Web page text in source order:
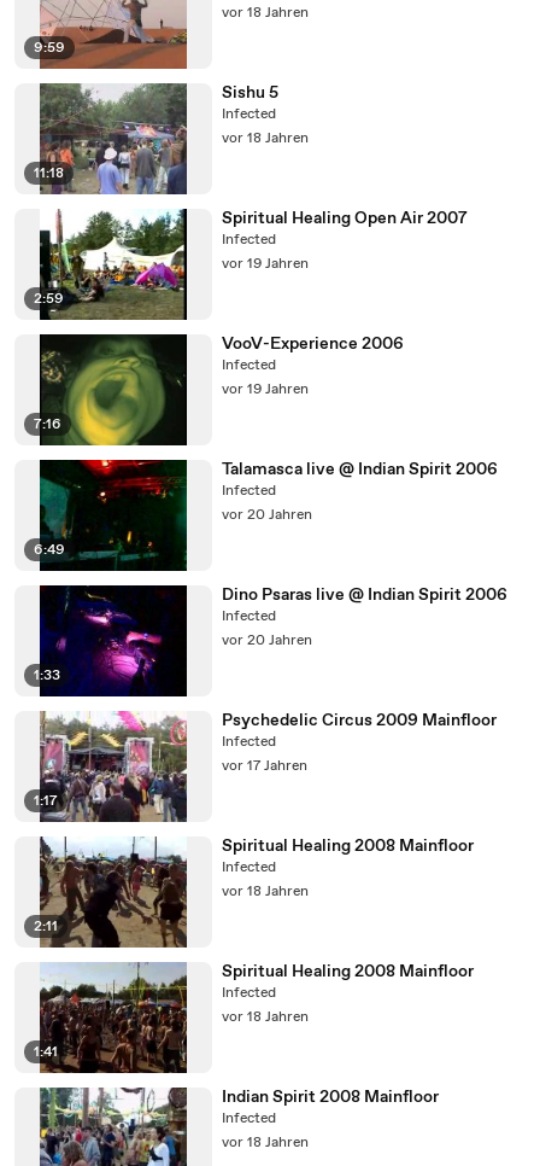
9:59
vor 18 Jahren
11:18
Sishu 5
Infected
vor 18 Jahren
2:59
Spiritual Healing Open Air 2007
Infected
vor 19 Jahren
7:16
VooV-Experience 2006
Infected
vor 19 Jahren
6:49
Talamasca live @ Indian Spirit 2006
Infected
vor 20 Jahren
1:33
Dino Psaras live @ Indian Spirit 2006
Infected
vor 20 Jahren
1:17
Psychedelic Circus 2009 Mainfloor
Infected
vor 17 Jahren
2:11
Spiritual Healing 2008 Mainfloor
Infected
vor 18 Jahren
1:41
Spiritual Healing 2008 Mainfloor
Infected
vor 18 Jahren
Indian Spirit 2008 Mainfloor
Infected
vor 18 Jahren